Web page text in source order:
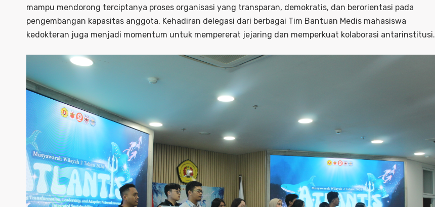
mampu mendorong terciptanya proses organisasi yang transparan, demokratis, dan berorientasi pada
pengembangan kapasitas anggota. Kehadiran delegasi dari berbagai Tim Bantuan Medis mahasiswa
kedokteran juga menjadi momentum untuk mempererat jejaring dan memperkuat kolaborasi antarinstitusi.